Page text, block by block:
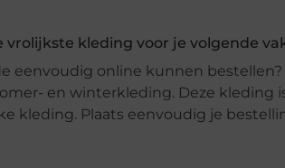
vrolijkste kleding voor je volgende
eenvoudig online kunnen bestellen?
en winterkleding. Deze kleding
kleding. Plaats eenvoudig je